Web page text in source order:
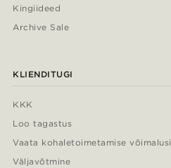
Kingiideed
Archive Sale
KLIENDITUGI
KKK
Loo tagastus
Vaata kohaletoimetamise võimalusi
Väljavõtmine